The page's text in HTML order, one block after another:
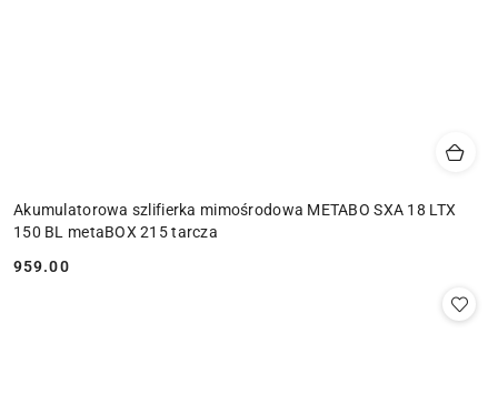
Akumulatorowa szlifierka mimośrodowa METABO SXA 18 LTX
150 BL metaBOX 215 tarcza
Cena:
959.00